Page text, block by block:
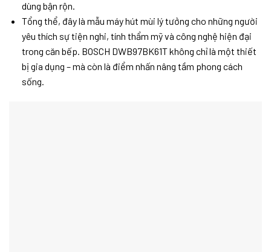
dùng bận rộn.
Tổng thể, đây là mẫu máy hút mùi lý tưởng cho những người
yêu thích sự tiện nghi, tính thẩm mỹ và công nghệ hiện đại
trong căn bếp. BOSCH DWB97BK61T không chỉ là một thiết
bị gia dụng – mà còn là điểm nhấn nâng tầm phong cách
sống.